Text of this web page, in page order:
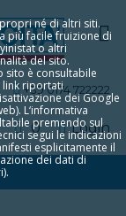
né di altri siti.
più facile fruizione di
o altri
del sito.
sito è consultabile
link riportati
dei Google
L‘informativa
premendo sul
segui le indicazioni
esplicitamente il
dei dati di
+39 0174 722222
Login
0